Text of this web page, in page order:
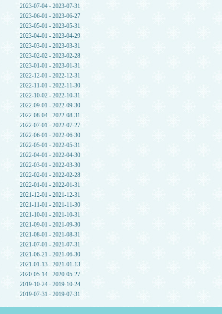
2023-07-04 - 2023-07-31
2023-06-01 - 2023-06-27
2023-05-01 - 2023-05-31
2023-04-01 - 2023-04-29
2023-03-01 - 2023-03-31
2023-02-02 - 2023-02-28
2023-01-01 - 2023-01-31
2022-12-01 - 2022-12-31
2022-11-01 - 2022-11-30
2022-10-02 - 2022-10-31
2022-09-01 - 2022-09-30
2022-08-04 - 2022-08-31
2022-07-01 - 2022-07-27
2022-06-01 - 2022-06-30
2022-05-01 - 2022-05-31
2022-04-01 - 2022-04-30
2022-03-01 - 2022-03-30
2022-02-01 - 2022-02-28
2022-01-01 - 2022-01-31
2021-12-01 - 2021-12-31
2021-11-01 - 2021-11-30
2021-10-01 - 2021-10-31
2021-09-01 - 2021-09-30
2021-08-01 - 2021-08-31
2021-07-01 - 2021-07-31
2021-06-21 - 2021-06-30
2021-01-13 - 2021-01-13
2020-05-14 - 2020-05-27
2019-10-24 - 2019-10-24
2019-07-31 - 2019-07-31